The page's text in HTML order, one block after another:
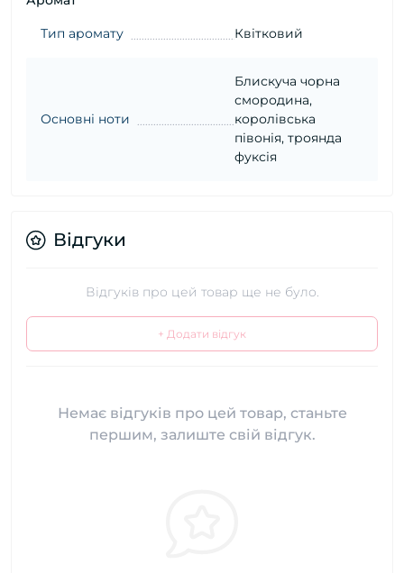
Тип аромату Квітковий
Основні ноти
Блискуча чорна
смородина,
королівська
півонія, троянда
фуксія
Відгуки
Відгуків про цей товар ще не було.
+ Додати відгук
Немає відгуків про цей товар, станьте
першим, залиште свій відгук.